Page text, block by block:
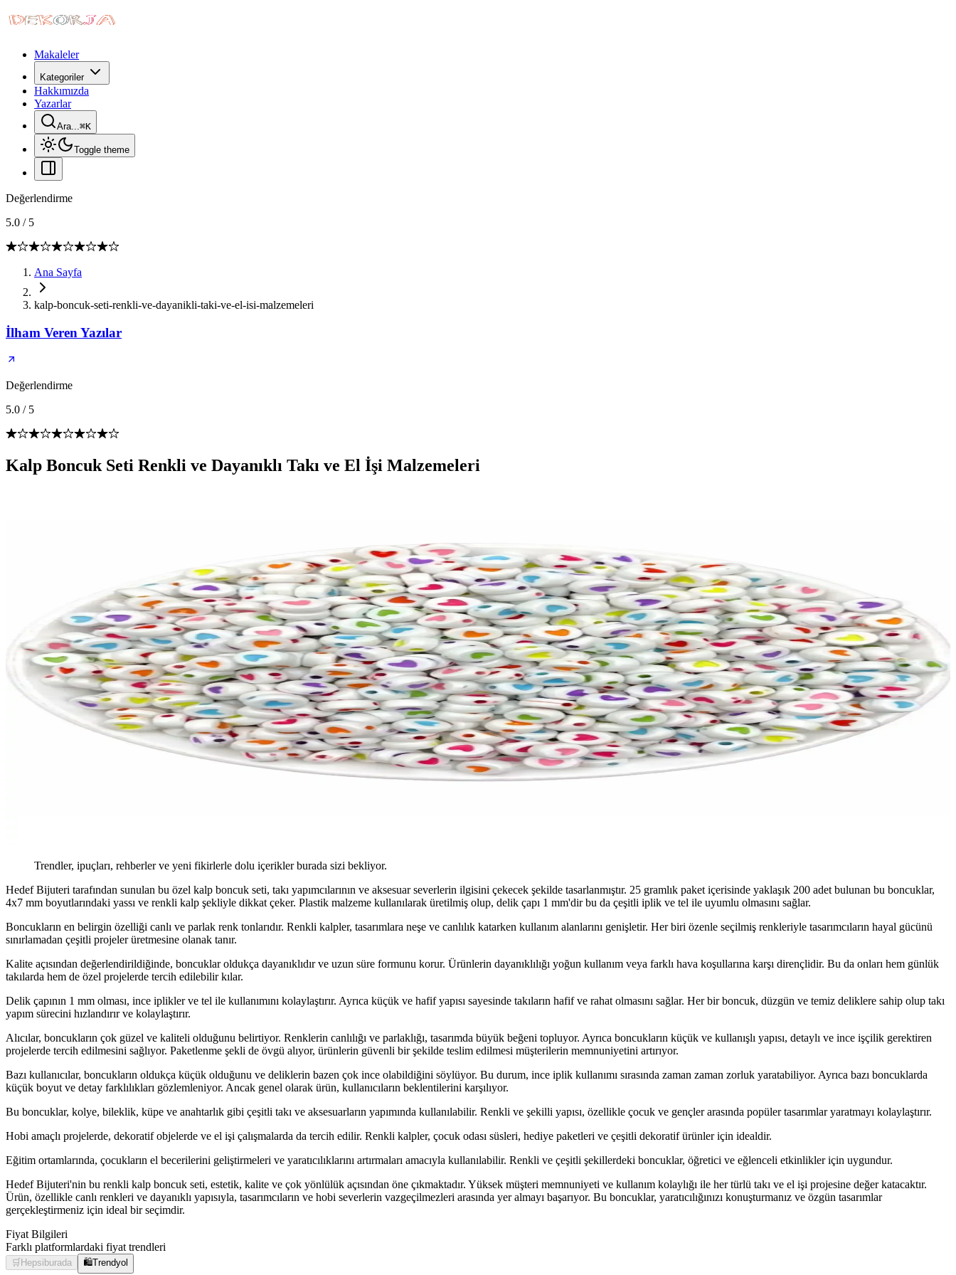
Makaleler
Kategoriler
Hakkımızda
Yazarlar
Ara...⌘K
Toggle theme
Değerlendirme
5.0 / 5
Ana Sayfa
kalp-boncuk-seti-renkli-ve-dayanikli-taki-ve-el-isi-malzemeleri
İlham Veren Yazılar
Değerlendirme
5.0 / 5
Kalp Boncuk Seti Renkli ve Dayanıklı Takı ve El İşi Malzemeleri
Trendler, ipuçları, rehberler ve yeni fikirlerle dolu içerikler burada sizi bekliyor.
Hedef Bijuteri tarafından sunulan bu özel kalp boncuk seti, takı yapımcılarının ve aksesuar severlerin ilgisini çekecek şekilde tasarlanmıştır. 25 gramlık paket içerisinde yaklaşık 200 adet bulunan bu boncuklar,
4x7 mm boyutlarındaki yassı ve renkli kalp şekliyle dikkat çeker. Plastik malzeme kullanılarak üretilmiş olup, delik çapı 1 mm'dir bu da çeşitli iplik ve tel ile uyumlu olmasını sağlar.
Boncukların en belirgin özelliği canlı ve parlak renk tonlarıdır. Renkli kalpler, tasarımlara neşe ve canlılık katarken kullanım alanlarını genişletir. Her biri özenle seçilmiş renkleriyle tasarımcıların hayal gücünü
sınırlamadan çeşitli projeler üretmesine olanak tanır.
Kalite açısından değerlendirildiğinde, boncuklar oldukça dayanıklıdır ve uzun süre formunu korur. Ürünlerin dayanıklılığı yoğun kullanım veya farklı hava koşullarına karşı dirençlidir. Bu da onları hem günlük
takılarda hem de özel projelerde tercih edilebilir kılar.
Delik çapının 1 mm olması, ince iplikler ve tel ile kullanımını kolaylaştırır. Ayrıca küçük ve hafif yapısı sayesinde takıların hafif ve rahat olmasını sağlar. Her bir boncuk, düzgün ve temiz deliklere sahip olup takı
yapım sürecini hızlandırır ve kolaylaştırır.
Alıcılar, boncukların çok güzel ve kaliteli olduğunu belirtiyor. Renklerin canlılığı ve parlaklığı, tasarımda büyük beğeni topluyor. Ayrıca boncukların küçük ve kullanışlı yapısı, detaylı ve ince işçilik gerektiren
projelerde tercih edilmesini sağlıyor. Paketlenme şekli de övgü alıyor, ürünlerin güvenli bir şekilde teslim edilmesi müşterilerin memnuniyetini artırıyor.
Bazı kullanıcılar, boncukların oldukça küçük olduğunu ve deliklerin bazen çok ince olabildiğini söylüyor. Bu durum, ince iplik kullanımı sırasında zaman zaman zorluk yaratabiliyor. Ayrıca bazı boncuklarda
küçük boyut ve detay farklılıkları gözlemleniyor. Ancak genel olarak ürün, kullanıcıların beklentilerini karşılıyor.
Bu boncuklar, kolye, bileklik, küpe ve anahtarlık gibi çeşitli takı ve aksesuarların yapımında kullanılabilir. Renkli ve şekilli yapısı, özellikle çocuk ve gençler arasında popüler tasarımlar yaratmayı kolaylaştırır.
Hobi amaçlı projelerde, dekoratif objelerde ve el işi çalışmalarda da tercih edilir. Renkli kalpler, çocuk odası süsleri, hediye paketleri ve çeşitli dekoratif ürünler için idealdir.
Eğitim ortamlarında, çocukların el becerilerini geliştirmeleri ve yaratıcılıklarını artırmaları amacıyla kullanılabilir. Renkli ve çeşitli şekillerdeki boncuklar, öğretici ve eğlenceli etkinlikler için uygundur.
Hedef Bijuteri'nin bu renkli kalp boncuk seti, estetik, kalite ve çok yönlülük açısından öne çıkmaktadır. Yüksek müşteri memnuniyeti ve kullanım kolaylığı ile her türlü takı ve el işi projesine değer katacaktır.
Ürün, özellikle canlı renkleri ve dayanıklı yapısıyla, tasarımcıların ve hobi severlerin vazgeçilmezleri arasında yer almayı başarıyor. Bu boncuklar, yaratıcılığınızı konuşturmanız ve özgün tasarımlar
gerçekleştirmeniz için ideal bir seçimdir.
Fiyat Bilgileri
Farklı platformlardaki fiyat trendleri
🛒 Hepsiburada 🛍️Trendyol